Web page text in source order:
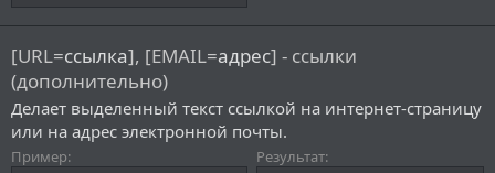
[URL=ссылка], [EMAIL=адрес] - ссылки
(дополнительно)
Делает выделенный текст ссылкой на интернет-страницу
или на адрес электронной почты.
Пример: Результат: